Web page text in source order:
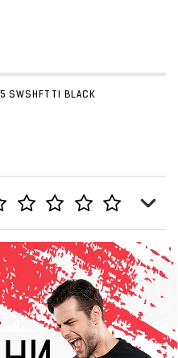
SWSHFTTI BLACK